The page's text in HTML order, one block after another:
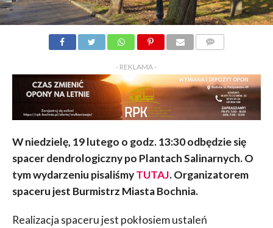
- REKLAMA -
W niedzielę, 19 lutego o godz. 13:30 odbędzie się
spacer dendrologiczny po Plantach Salinarnych. O
tym wydarzeniu pisaliśmyTUTAJ. Organizatorem
spaceru jest Burmistrz Miasta Bochnia.
Realizacja spaceru jest pokłosiem ustaleń